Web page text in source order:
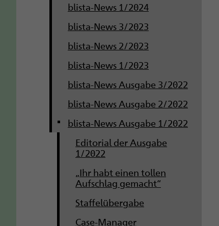
blista-News 1/2024
blista-News 3/2023
blista-News 2/2023
blista-News 1/2023
blista-News Ausgabe 3/2022
blista-News Ausgabe 2/2022
blista-News Ausgabe 1/2022
Editorial der Ausgabe
1/2022
„Ihr habt einen tollen
Aufschlag gemacht“
Staffelübergabe
Case-Manager